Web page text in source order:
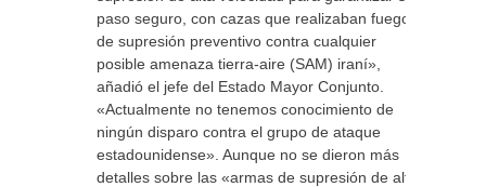
paso seguro, con cazas que realizaban fuego
de supresión preventivo contra cualquier
posible amenaza tierra-aire (SAM) iraní»,
añadió el jefe del Estado Mayor Conjunto.
«Actualmente no tenemos conocimiento de
ningún disparo contra el grupo de ataque
estadounidense». Aunque no se dieron más
detalles sobre las «armas de supresión de alta